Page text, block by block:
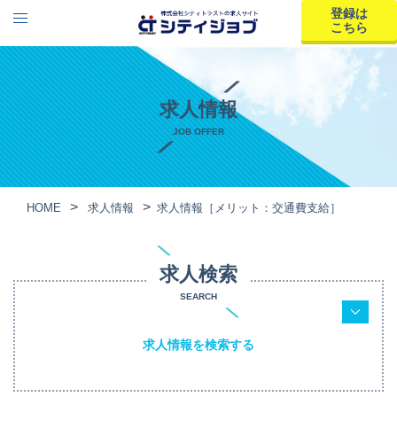
登録は
こちら
求人情報
JOB OFFER
HOME 求人情報 求人情報［メリット：交通費支給］
求人検索
SEARCH
求人情報を検索する